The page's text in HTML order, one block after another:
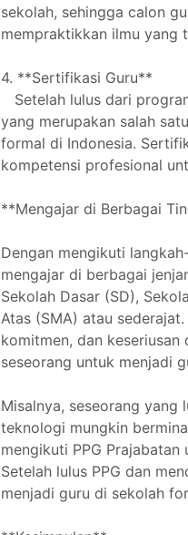
sekolah, sehingga calon
mempraktikkan ilmu yang
4. **Sertifikasi Guru**
Setelah lulus dari
yang merupakan salah
formal di Indonesia.
kompetensi profesional
**Mengajar di Berbagai
Dengan mengikuti
mengajar di berbagai
Sekolah Dasar (SD),
Atas (SMA) atau
komitmen, dan
seseorang untuk menjadi
Misalnya, seseorang yang
teknologi mungkin
mengikuti PPG
Setelah lulus PPG dan
menjadi guru di sekolah